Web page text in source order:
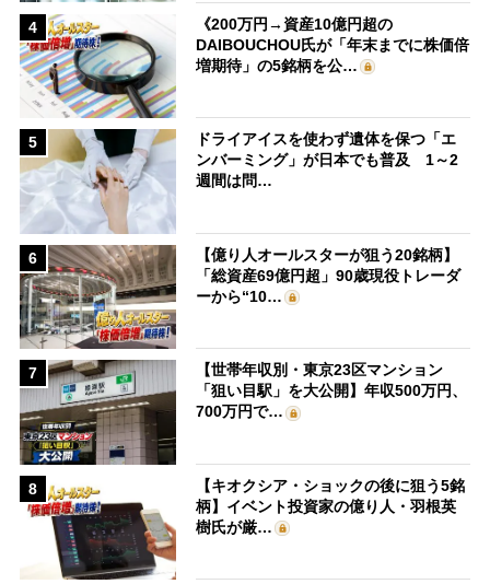
4
《200万円→資産10億円超の
DAIBOUCHOU氏が「年末までに株価倍
増期待」の5銘柄を公…
5
ドライアイスを使わず遺体を保つ「エ
ンバーミング」が日本でも普及 1～2
週間は問…
6
【億り人オールスターが狙う20銘柄】
「総資産69億円超」90歳現役トレーダ
ーから“10…
7
【世帯年収別・東京23区マンション
「狙い目駅」を大公開】年収500万円、
700万円で…
8
【キオクシア・ショックの後に狙う5銘
柄】イベント投資家の億り人・羽根英
樹氏が厳…